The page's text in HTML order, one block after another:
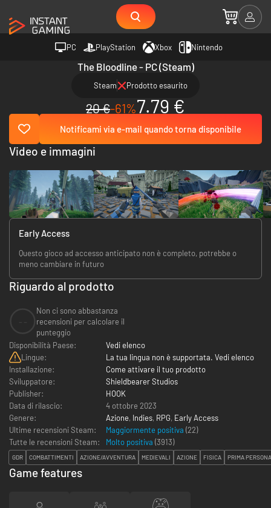
PC PlayStation Xbox Nintendo
The Bloodline - PC (Steam)
Steam Prodotto esaurito
20 €-61%7.79 €
Notificami via e-mail quando torna disponibile
Early Access
Questo gioco ad accesso anticipato non è completo, potrebbe o
meno cambiare in futuro
Riguardo al prodotto
Non ci sono abbastanza
recensioni per calcolare il
punteggio
Disponibilità Paese:
Vedi elenco
Lingue:
La tua lingua non è supportata. Vedi elenco
Installazione:
Come attivare il tuo prodotto
Sviluppatore:
Shieldbearer Studios
Publisher:
HOOK
Data di rilascio:
4 ottobre 2023
Genere:
Azione, Indies, RPG, Early Access
Ultime recensioni Steam:
Maggiormente positiva (22)
Tutte le recensioni Steam:
Molto positiva (3913)
GDR COMBATTIMENTI AZIONE/AVVENTURA MEDIEVALI AZIONE FISICA PRIMA PERSONA
Video e immagini
Game features